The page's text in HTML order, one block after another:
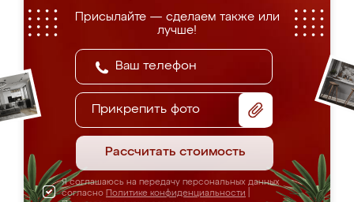
Присылайте — сделаем также или
лучше!
Прикрепить фото
Рассчитать стоимость
Я соглашаюсь на передачу персональных данных
согласно Политике конфиденциальности